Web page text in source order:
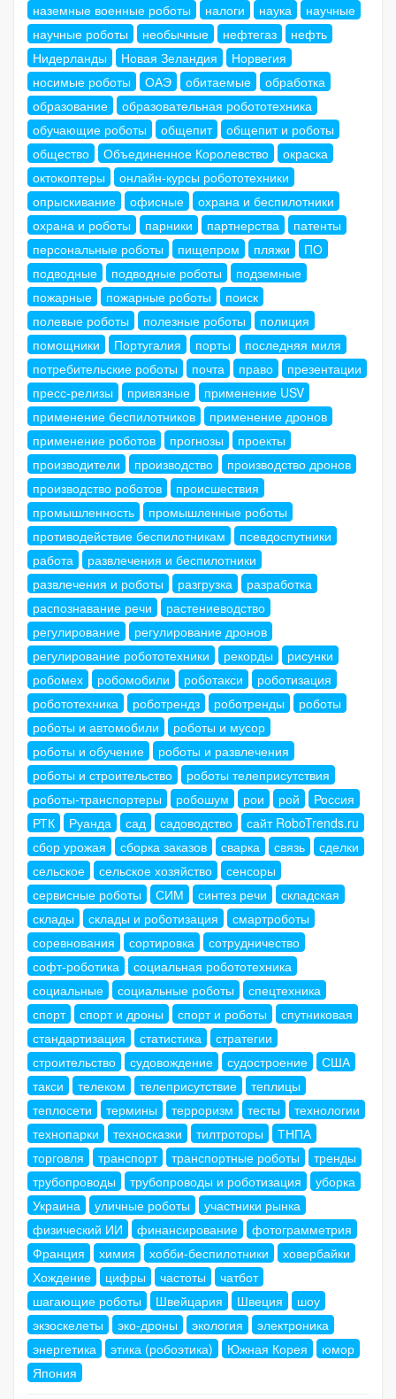
наземные военные роботы
налоги наука
научные
научные роботы
необычные нефтегаз
нефть
Нидерланды
Новая Зеландия
Норвегия
носимые роботы
ОАЭ обитаемые
обработка
образование
образовательная робототехника
обучающие роботы
общепит
общепит и роботы
общество
Объединенное Королевство
окраска
октокоптеры
онлайн-курсы робототехники
опрыскивание
офисные
охрана и беспилотники
охрана и роботы
парники партнерства
патенты
персональные роботы
пищепром пляжи
ПО
подводные
подводные роботы
подземные
пожарные
пожарные роботы
поиск
полевые роботы
полезные роботы
полиция
помощники
Португалия порты
последняя миля
потребительские роботы
почта право
презентации
пресс-релизы
привязные
применение USV
применение беспилотников
применение дронов
применение роботов
прогнозы
проекты
производители
производство
производство дронов
производство роботов
происшествия
промышленность
промышленные роботы
противодействие беспилотникам
псевдоспутники
работа
развлечения и беспилотники
развлечения и роботы
разгрузка
разработка
распознавание речи
растениеводство
регулирование
регулирование дронов
регулирование робототехники
рекорды
рисунки
робомех
робомобили роботакси
роботизация
робототехника
роботрендз роботренды
роботы
роботы и автомобили
роботы и мусор
роботы и обучение
роботы и развлечения
роботы и строительство
роботы телеприсутствия
роботы-транспортеры
робошум рои рой
Россия
РТК
Руанда сад садоводство
сайт RoboTrends.ru
сбор урожая
сборка заказов сварка связь
сделки
сельское
сельское хозяйство
сенсоры
сервисные роботы
СИМ синтез речи
складская
склады
склады и роботизация
смартроботы
соревнования
сортировка
сотрудничество
софт-роботика
социальная робототехника
социальные
социальные роботы
спецтехника
спорт
спорт и дроны спорт и роботы
спутниковая
стандартизация
статистика
стратегии
строительство
судовождение судостроение
США
такси
телеком телеприсутствие
теплицы
теплосети
термины терроризм тесты
технологии
технопарки
техносказки тилтроторы
ТНПА
торговля
транспорт транспортные роботы
тренды
трубопроводы
трубопроводы и роботизация
уборка
Украина
уличные роботы
участники рынка
физический ИИ
финансирование
фотограмметрия
Франция
химия хобби-беспилотники
ховербайки
Хождение
цифры частоты
чатбот
шагающие роботы
Швейцария Швеция
шоу
экзоскелеты
эко-дроны экология
электроника
энергетика
этика (робоэтика) Южная Корея
юмор
Япония